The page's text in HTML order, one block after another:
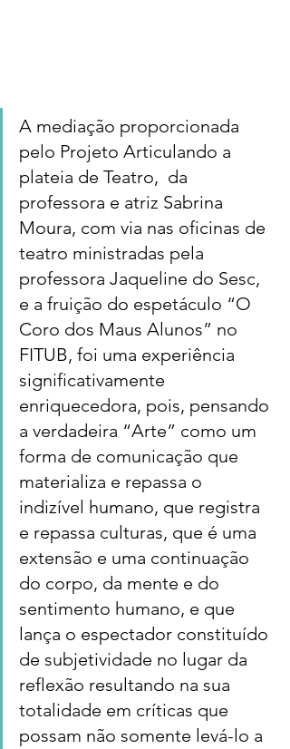
A mediação proporcionada
pelo Projeto Articulando a
plateia de Teatro,  da
professora e atriz Sabrina
Moura, com via nas oficinas de
teatro ministradas pela
professora Jaqueline do Sesc,
e a fruição do espetáculo “O
Coro dos Maus Alunos” no
FITUB, foi uma experiência
significativamente
enriquecedora, pois, pensando
a verdadeira “Arte” como um
forma de comunicação que
materializa e repassa o
indizível humano, que registra
e repassa culturas, que é uma
extensão e uma continuação
do corpo, da mente e do
sentimento humano, e que
lança o espectador constituído
de subjetividade no lugar da
reflexão resultando na sua
totalidade em críticas que
possam não somente levá-lo a